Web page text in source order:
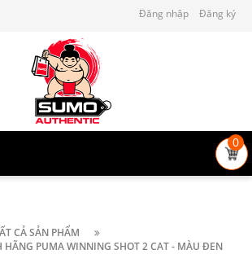
Đăng nhập Đăng ký
0
CẢ SẢN PHẨM
HÃNG PUMA WINNING SHOT 2 CAT - MÀU ĐEN